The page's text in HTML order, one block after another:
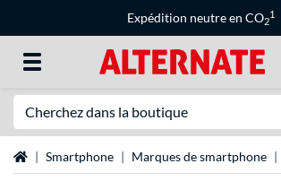
Expédition neutre en CO2
1
Page d'accueil
Smartphone Marques de smartphone